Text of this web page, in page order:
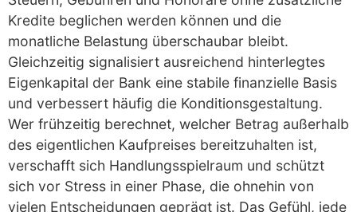
Kredite beglichen werden können und die
monatliche Belastung überschaubar bleibt.
Gleichzeitig signalisiert ausreichend hinterlegtes
Eigenkapital der Bank eine stabile finanzielle Basis
und verbessert häufig die Konditionsgestaltung.
Wer frühzeitig berechnet, welcher Betrag außerhalb
des eigentlichen Kaufpreises bereitzuhalten ist,
verschafft sich Handlungsspielraum und schützt
sich vor Stress in einer Phase, die ohnehin von
vielen Entscheidungen geprägt ist. Das Gefühl, jede